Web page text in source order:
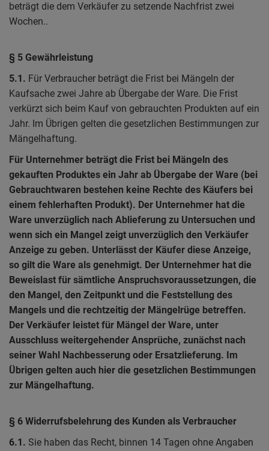
beträgt die dem Verkäufer zu setzende Nachfrist zwei
Wochen..
§ 5 Gewährleistung
5.1. Für Verbraucher beträgt die Frist bei Mängeln der
Kaufsache zwei Jahre ab Übergabe der Ware. Die Frist
verkürzt sich beim Kauf von gebrauchten Produkten auf ein
Jahr. Im Übrigen gelten die gesetzlichen Bestimmungen zur
Mängelhaftung.
Für Unternehmer beträgt die Frist bei Mängeln des
gekauften Produktes ein Jahr ab Übergabe der Ware (bei
Gebrauchtwaren bestehen keine Rechte des Käufers bei
einem fehlerhaften Produkt). Der Unternehmer hat die
Ware unverzüglich nach Ablieferung zu Untersuchen und
wenn sich ein Mangel zeigt unverzüglich den Verkäufer
Anzeige zu geben. Unterlässt der Käufer diese Anzeige,
so gilt die Ware als genehmigt. Der Unternehmer hat die
Beweislast für sämtliche Anspruchsvoraussetzungen, die
den Mangel, den Zeitpunkt und die Feststellung des
Mangels und die rechtzeitig der Mängelrüge betreffen.
Der Verkäufer leistet für Mängel der Ware, unter
Ausschluss weitergehender Ansprüche, zunächst nach
seiner Wahl Nachbesserung oder Ersatzlieferung. Im
Übrigen gelten auch hier die gesetzlichen Bestimmungen
zur Mängelhaftung.
§ 6 Widerrufsbelehrung des Kunden als Verbraucher
6.1. Sie haben das Recht, binnen 14 Tagen ohne Angaben